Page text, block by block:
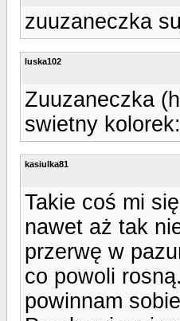
zuuzaneczka
luska102
Zuuzaneczka
swietny
kasiulka81
Takie coś mi
nawet aż tak
przerwę w
co powoli
powinnam